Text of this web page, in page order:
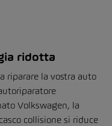
ridotta
riparare la vostra auto
Volkswagen, la
collisione si riduce